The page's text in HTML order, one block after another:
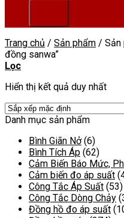
Trang chủ / Sản phẩm / Sản
đồng sanwa”
Lọc
Hiển thị kết quả duy nhất
Danh mục sản phẩm
Bình Giãn Nở (6)
Bình Tích Áp (62)
Cảm Biến Báo Mức,
Cảm biến đo áp suất
Công Tắc Áp Suất (53)
Công Tắc Dòng Chảy
Đồng hồ đo áp suất